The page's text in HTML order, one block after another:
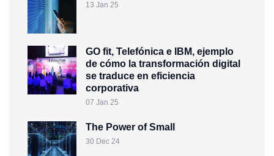
13 Jan 25
GO fit, Telefónica e IBM, ejemplo
de cómo la transformación digital
se traduce en eficiencia
corporativa
07 Jan 25
The Power of Small
30 Dec 24